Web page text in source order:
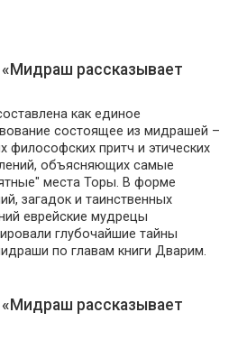
рассказывает
как единое
состоящее из мидрашей –
философских притч и этических
объясняющих самые
места Торы. В форме
загадок и таинственных
еврейские мудрецы
глубочайшие тайны
по главам книги Дварим.
рассказывает